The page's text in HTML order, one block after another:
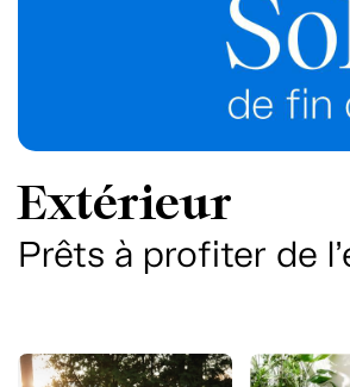
Extérieur
Prêts à profiter de